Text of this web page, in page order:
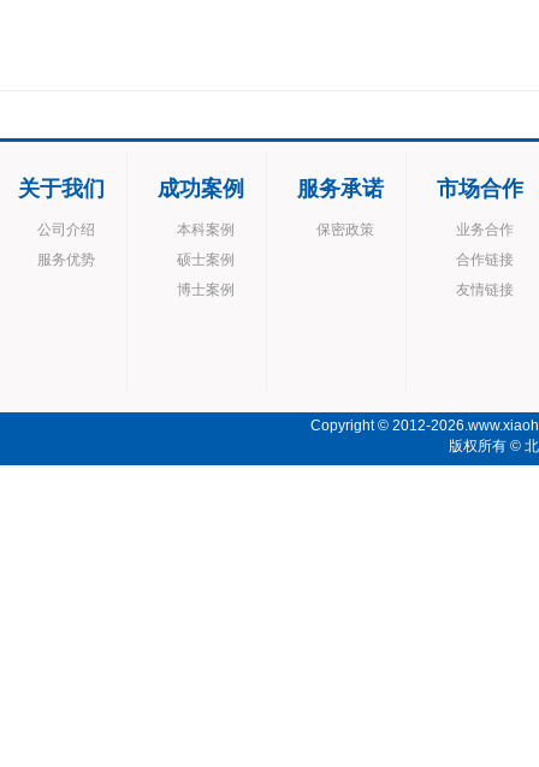
关于我们
公司介绍
服务优势
成功案例
本科案例
硕士案例
博士案例
服务承诺
保密政策
市场合作
业务合作
合作链接
友情链接
Copyright © 2012-
版权所有 ©